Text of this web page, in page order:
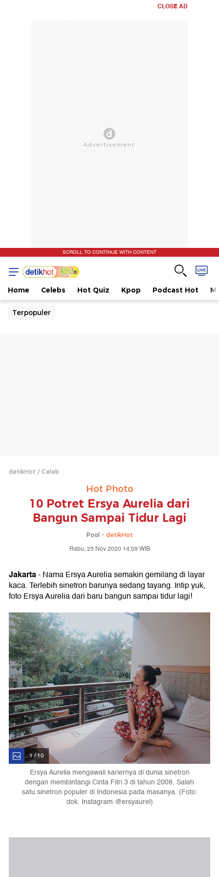
CLOSE AD
SCROLL TO CONTINUE WITH CONTENT
Home Celebs Hot Quiz Kpop Podcast Hot
Terpopuler
detikHot Celeb
Hot Photo
10 Potret Ersya Aurelia dari
Bangun Sampai Tidur Lagi
Pool - detikHot
Rabu, 25 Nov 2020 14:09 WIB
Jakarta- Nama Ersya Aurelia semakin gemilang di layar
kaca. Terlebih sinetron barunya sedang tayang. Intip yuk,
foto Ersya Aurelia dari baru bangun sampai tidur lagi!
1 / 10
Ersya Aurelia mengawali kariernya di dunia sinetron
dengan membintangi Cinta Fitri 3 di tahun 2008. Salah
satu sinetron populer di Indonesia pada masanya. (Foto:
dok. Instagram @ersyaurel)